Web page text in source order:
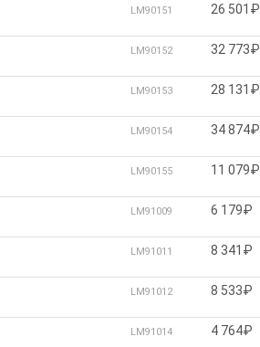
LM90151 26 501₽
LM90152 32 773₽
LM90153 28 131₽
LM90154 34 874₽
LM90155 11 079₽
LM91009 6 179₽
LM91011 8 341₽
LM91012 8 533₽
LM91014 4 764₽